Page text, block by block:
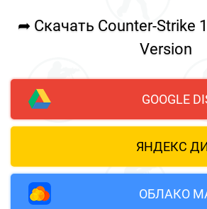
➦ Скачать Counter-Strike
Version
GOOGLE
ЯНДЕКС
ОБЛАКО